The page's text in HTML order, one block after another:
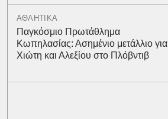
ΑΘΛΗΤΙΚΑ
Παγκόσμιο Πρωτάθλημα
Κωπηλασίας: Ασημένιο μετάλλιο για
Χιώτη και Αλεξίου στο Πλόβντιβ